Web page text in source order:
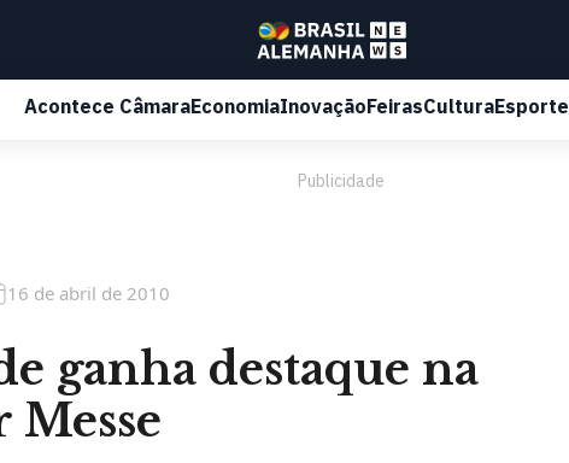
Acontece CâmaraEconomiaInovaçãoFeirasCulturaEsporte
Publicidade
16 de abril de 2010
ganha destaque na
Messe